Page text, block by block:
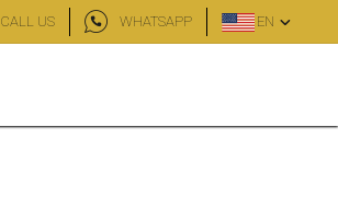
CALL US WHATSAPP EN